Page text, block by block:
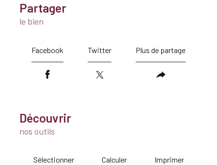
partager
le bien
Facebook Twitter Plus de partage
découvrir
nos outils
Sélectionner Calculer Imprimer